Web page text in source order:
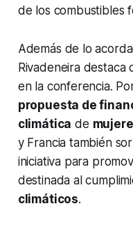
de los combustibles
Además de lo
Rivadeneira destaca
en la conferencia.
propuesta de
climática de
y Francia también
iniciativa para
destinada al
climáticos.